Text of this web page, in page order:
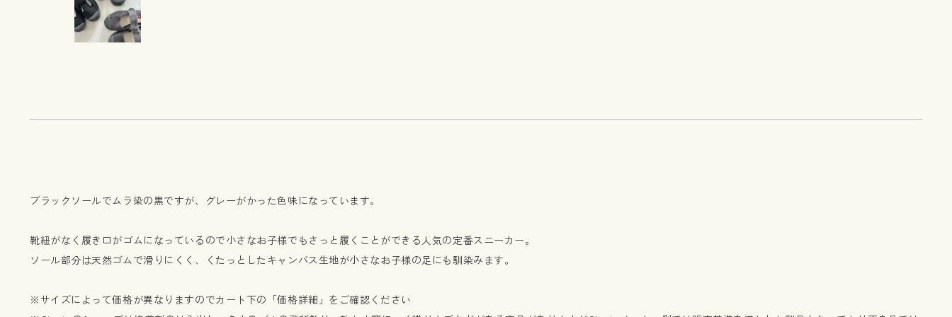
ブラックソールでムラ染の黒ですが、グレーがかった色味になっています。
靴紐がなく履き口がゴムになっているので小さなお子様でもさっと履くことができる人気の定番スニーカー。
ソール部分は天然ゴムで滑りにくく、くたっとしたキャンバス生地が小さなお子様の足にも馴染みます。
※サイズによって価格が異なりますのでカート下の「価格詳細」をご確認ください